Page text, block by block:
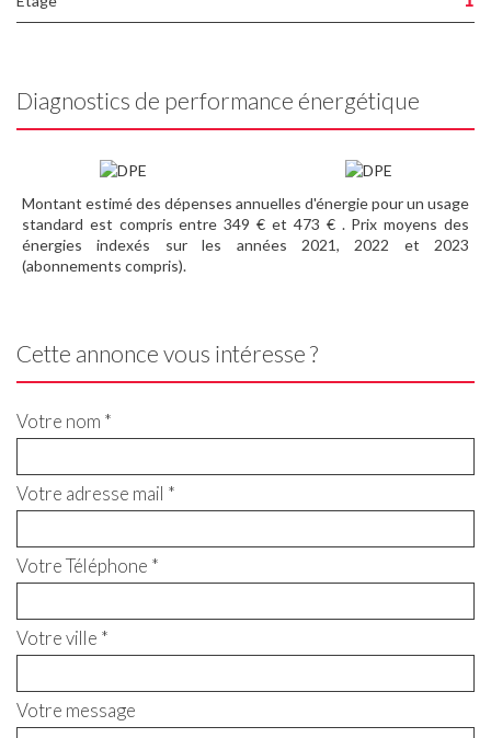
Diagnostics de performance énergétique
Montant estimé des dépenses annuelles d'énergie pour un usage
standard est compris entre 349 € et 473 € . Prix moyens des
énergies indexés sur les années 2021, 2022 et 2023
(abonnements compris).
Cette annonce vous intéresse ?
Votre nom *
Votre adresse mail *
Votre Téléphone *
Votre ville *
Votre message